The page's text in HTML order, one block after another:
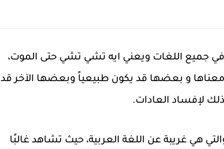
جميع اللغات ويعني ايه تشي تشي حتى الموت،
و بعضها قد يكون طبيعياً وبعضها الآخر قد
لإفساد العادات.
هي غريبة عن اللغة العربية، حيث تشاهد غالبًا